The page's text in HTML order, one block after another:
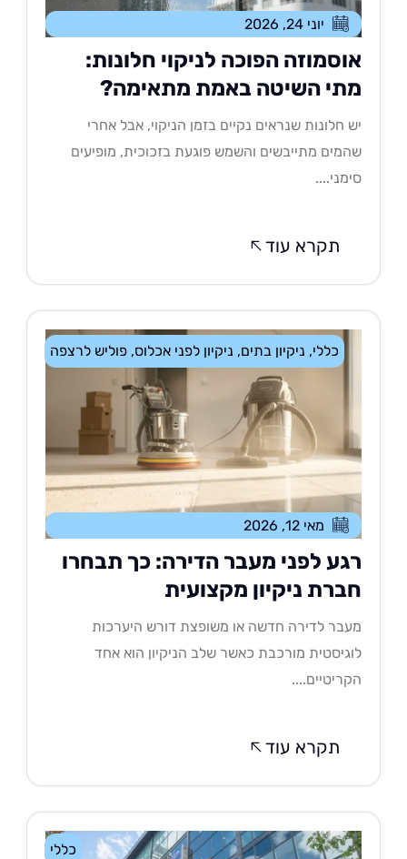
יוני 24, 2026
הפוכה לניקוי חלונות:
השיטה באמת מתאימה?
חלונות שנראים נקיים בזמן הניקוי, אבל אחרי
מתייבשים והשמש פוגעת בזכוכית, מופיעים
תקרא עוד
ניקיון בתים,ניקיון לפני אכלוס,פוליש לרצפה
מאי 12, 2026
לפני מעבר הדירה: כך תבחרו
ניקיון מקצועית
לדירה חדשה או משופצת דורש היערכות
מורכבת כאשר שלב הניקיון הוא אחד
תקרא עוד
כללי